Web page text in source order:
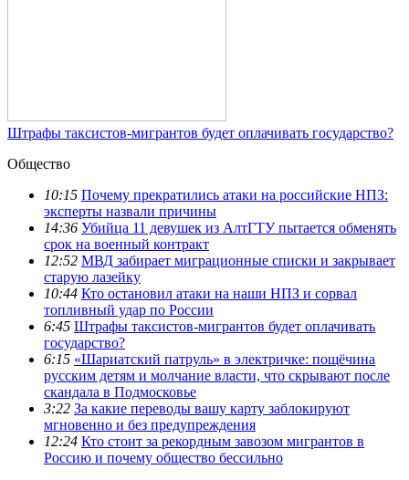
Штрафы таксистов-мигрантов будет оплачивать государство?
Общество
10:15 Почему прекратились атаки на российские НПЗ:
эксперты назвали причины
14:36 Убийца 11 девушек из АлтГТУ пытается обменять
срок на военный контракт
12:52 МВД забирает миграционные списки и закрывает
старую лазейку
10:44 Кто остановил атаки на наши НПЗ и сорвал
топливный удар по России
6:45 Штрафы таксистов-мигрантов будет оплачивать
государство?
6:15 «Шариатский патруль» в электричке: пощёчина
русским детям и молчание власти, что скрывают после
скандала в Подмосковье
3:22 За какие переводы вашу карту заблокируют
мгновенно и без предупреждения
12:24 Кто стоит за рекордным завозом мигрантов в
Россию и почему общество бессильно